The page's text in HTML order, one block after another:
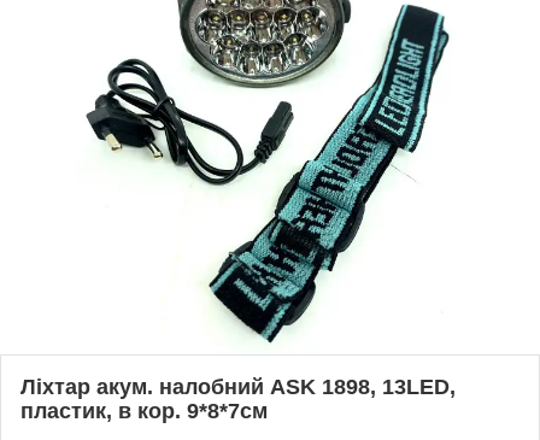
Ліхтар акум. налобний ASK 1898, 13LED,
пластик, в кор. 9*8*7см